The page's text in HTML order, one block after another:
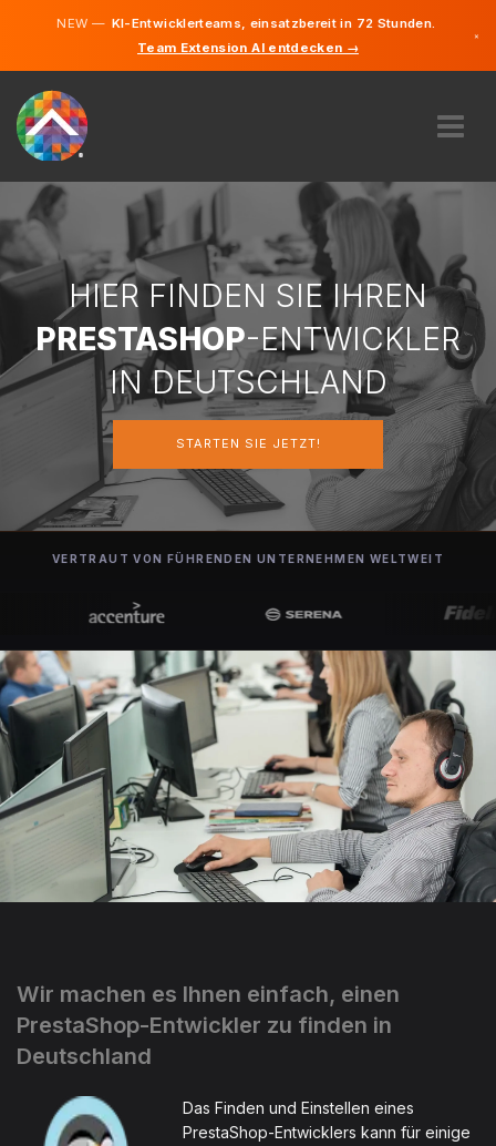
NEW —KI-Entwicklerteams, einsatzbereit in 72 Stunden.
Team Extension AI entdecken →
×
ÜBER UNS
EXPERTISE
WIE FUNKTIONIERT ES?
KARRIERE
FINDEN
DEUTSCHLAND
STARTEN SIE JETZT
HIER FINDEN SIE IHREN
PRESTASHOP-ENTWICKLER
IN DEUTSCHLAND
STARTEN SIE JETZT!
VERTRAUT VON FÜHRENDEN UNTERNEHMEN WELTWEIT
Wir machen es Ihnen einfach, einen
PrestaShop-Entwickler zu finden in
Deutschland
Das Finden und Einstellen eines
PrestaShop-Entwicklers kann für einige